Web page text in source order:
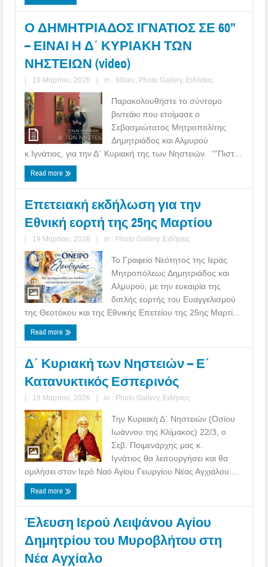
Ο ΔΗΜΗΤΡΙΑΔΟΣ ΙΓΝΑΤΙΟΣ ΣΕ 60’’
– ΕΙΝΑΙ Η Δ΄ ΚΥΡΙΑΚΗ ΤΩΝ
ΝΗΣΤΕΙΩΝ (video)
| 19 Μαρτίου, 2026 | in : 60sec Photo Gallery, Ειδήσεις
Παρακολουθήστε το σύντομο
βιντεάκι που ετοίμασε ο
Σεβασμιώτατος Μητροπολίτης
Δημητριάδος και Αλμυρού
κ.Ιγνάτιος, για την Δ΄ Κυριακή της των Νηστειών. “”Πιστ...
Read more
Επετειακή εκδήλωση για την
Εθνική εορτή της 25ης Μαρτίου
| 19 Μαρτίου, 2026 | in : Photo Gallery, Ειδήσεις
Το Γραφείο Νεότητος της Ιεράς
Μητροπόλεως Δημητριάδος και
Αλμυρού, με την ευκαιρία της
διπλής εορτής του Ευαγγελισμού
της Θεοτόκου και της Εθνικής Επετείου της 25ης Μαρτί...
Read more
Δ΄ Κυριακή των Νηστειών – Ε΄
Κατανυκτικός Εσπερινός
| 19 Μαρτίου, 2026 | in : Photo Gallery, Ειδήσεις
Την Κυριακή Δ΄ Νηστειών (Οσίου
Ιωάννου της Κλίμακος) 22/3, ο
Σεβ. Ποιμενάρχης μας κ.
Ιγνάτιος θα λειτουργήσει και θα
ομιλήσει στον Ιερό Ναό Αγίου Γεωργίου Νέας Αγχιάλου....
Read more
Έλευση Ιερού Λειψάνου Αγίου
Δημητρίου του Μυροβλήτου στη
Νέα Αγχίαλο